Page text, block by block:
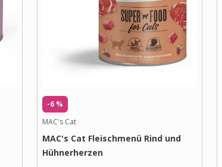
-6 %
MAC's Cat
MAC's Cat Fleischmenü Rind und
Hühnerherzen